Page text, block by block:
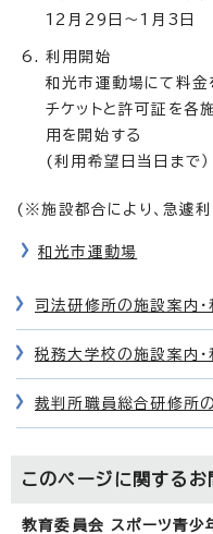
12月29日～1月3日
利用開始
和光市運動場にて料金
チケットと許可証を各
用を開始する
(利用希望日当日まで）
(※施設都合により、急遽利
和光市運動場
司法研修所の施設案内・
税務大学校の施設案内・
裁判所職員総合研修所
このページに関する お
教育委員会 スポーツ青少